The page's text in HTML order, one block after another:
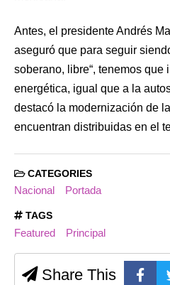
Antes, el presidente Andrés
aseguró que para seguir
soberano, libre“, tenemos que
energética, igual que a la
destacó la modernización de
encuentran distribuidas en el
CATEGORIES
Nacional Portada
TAGS
Featured Principal
Share This